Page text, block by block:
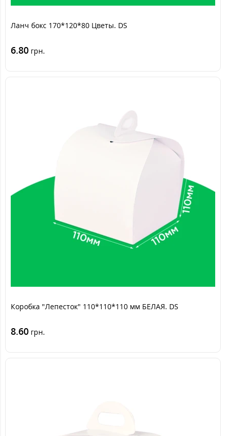
Ланч бокс 170*120*80 Цветы. DS
6.80 грн.
Коробка "Лепесток" 110*110*110 мм БЕЛАЯ. DS
8.60 грн.